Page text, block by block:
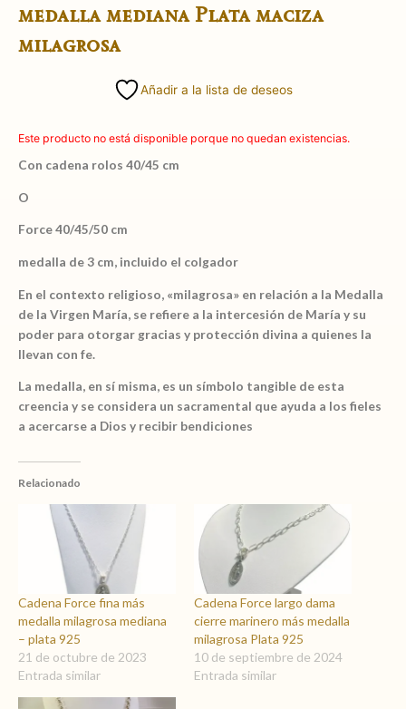
medalla mediana Plata maciza
milagrosa
Añadir a la lista de deseos
Este producto no está disponible porque no quedan existencias.
Con cadena rolos 40/45 cm
O
Force 40/45/50 cm
medalla de 3 cm, incluido el colgador
En el contexto religioso, «milagrosa» en relación a la Medalla
de la Virgen María, se refiere a la intercesión de María y su
poder para otorgar gracias y protección divina a quienes la
llevan con fe.
La medalla, en sí misma, es un símbolo tangible de esta
creencia y se considera un sacramental que ayuda a los fieles
a acercarse a Dios y recibir bendiciones
Relacionado
Cadena Force fina más
medalla milagrosa mediana
– plata 925
21 de octubre de 2023
Entrada similar
Cadena Force largo dama
cierre marinero más medalla
milagrosa Plata 925
10 de septiembre de 2024
Entrada similar